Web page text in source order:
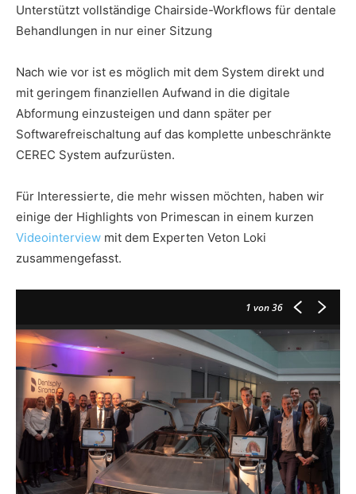
Unterstützt vollständige Chairside-Workflows für dentale
Behandlungen in nur einer Sitzung
Nach wie vor ist es möglich mit dem System direkt und
mit geringem finanziellen Aufwand in die digitale
Abformung einzusteigen und dann später per
Softwarefreischaltung auf das komplette unbeschränkte
CEREC System aufzurüsten.
Für Interessierte, die mehr wissen möchten, haben wir
einige der Highlights von Primescan in einem kurzen
Videointerview mit dem Experten Veton Loki
zusammengefasst.
1 von 36